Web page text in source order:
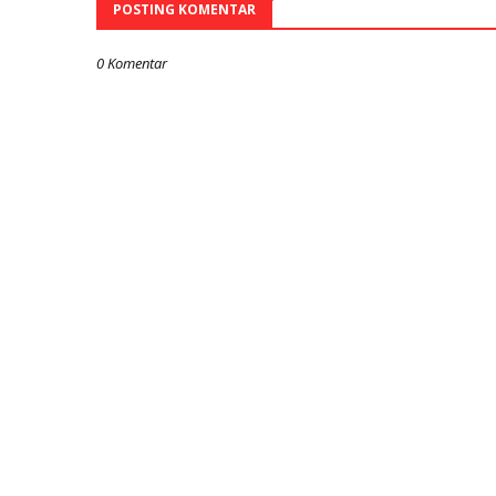
POSTING KOMENTAR
0 Komentar